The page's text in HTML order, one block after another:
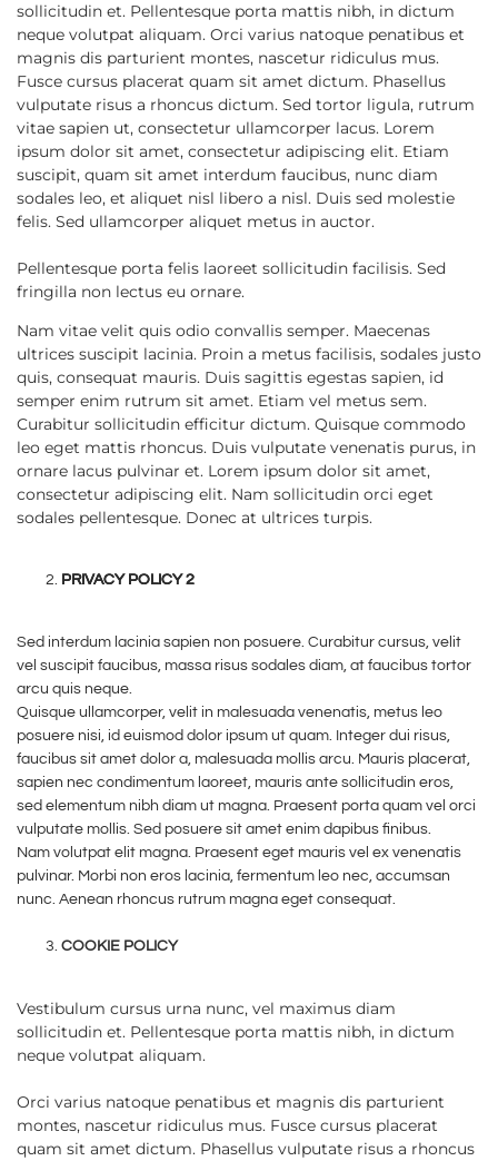
sollicitudin et. Pellentesque porta mattis nibh, in dictum
neque volutpat aliquam. Orci varius natoque penatibus et
magnis dis parturient montes, nascetur ridiculus mus.
Fusce cursus placerat quam sit amet dictum. Phasellus
vulputate risus a rhoncus dictum. Sed tortor ligula, rutrum
vitae sapien ut, consectetur ullamcorper lacus. Lorem
ipsum dolor sit amet, consectetur adipiscing elit. Etiam
suscipit, quam sit amet interdum faucibus, nunc diam
sodales leo, et aliquet nisl libero a nisl. Duis sed molestie
felis. Sed ullamcorper aliquet metus in auctor.
Pellentesque porta felis laoreet sollicitudin facilisis. Sed
fringilla non lectus eu ornare.
Nam vitae velit quis odio convallis semper. Maecenas
ultrices suscipit lacinia. Proin a metus facilisis, sodales justo
quis, consequat mauris. Duis sagittis egestas sapien, id
semper enim rutrum sit amet. Etiam vel metus sem.
Curabitur sollicitudin efficitur dictum. Quisque commodo
leo eget mattis rhoncus. Duis vulputate venenatis purus, in
ornare lacus pulvinar et. Lorem ipsum dolor sit amet,
consectetur adipiscing elit. Nam sollicitudin orci eget
sodales pellentesque. Donec at ultrices turpis.
PRIVACY POLICY 2
Sed interdum lacinia sapien non posuere. Curabitur cursus, velit
vel suscipit faucibus, massa risus sodales diam, at faucibus tortor
arcu quis neque.
Quisque ullamcorper, velit in malesuada venenatis, metus leo
posuere nisi, id euismod dolor ipsum ut quam. Integer dui risus,
faucibus sit amet dolor a, malesuada mollis arcu. Mauris placerat,
sapien nec condimentum laoreet, mauris ante sollicitudin eros,
sed elementum nibh diam ut magna. Praesent porta quam vel orci
vulputate mollis. Sed posuere sit amet enim dapibus finibus.
Nam volutpat elit magna. Praesent eget mauris vel ex venenatis
pulvinar. Morbi non eros lacinia, fermentum leo nec, accumsan
nunc. Aenean rhoncus rutrum magna eget consequat.
COOKIE POLICY
Vestibulum cursus urna nunc, vel maximus diam
sollicitudin et. Pellentesque porta mattis nibh, in dictum
neque volutpat aliquam.
Orci varius natoque penatibus et magnis dis parturient
montes, nascetur ridiculus mus. Fusce cursus placerat
quam sit amet dictum. Phasellus vulputate risus a rhoncus